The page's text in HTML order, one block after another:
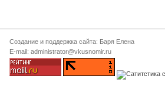
Создание и поддержка сайта: Баря Елена
E-mail: administrator@vkusnomir.ru